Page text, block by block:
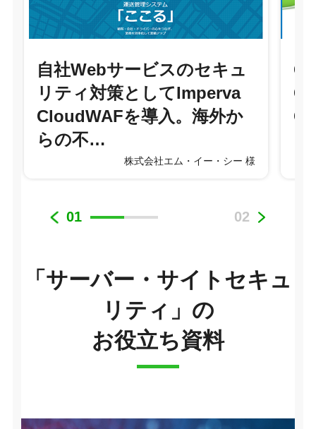
自社Webサービスのセキュ
リティ対策としてImperva
CloudWAFを導入。海外か
らの不…
株式会社エム・イー・シー 様
01 02
「サーバー・サイトセキュ
リティ」の
お役立ち資料